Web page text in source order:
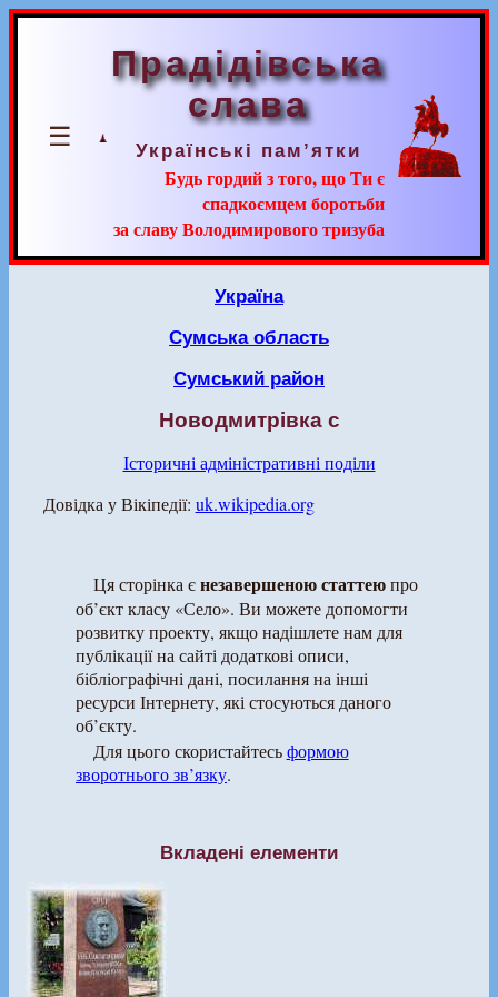
☰
Прадідівська
слава
Українські пам’ятки
Будь гордий з того, що Ти є
спадкоємцем боротьби
за славу Володимирового тризуба
Україна
Сумська область
Сумський район
Новодмитрівка с
Історичні адміністративні поділи
Довідка у Вікіпедії: uk.wikipedia.org
Ця сторінка єнезавершеною статтеюпро
об’єкт класу «Село». Ви можете допомогти
розвитку проекту, якщо надішлете нам для
публікації на сайті додаткові описи,
бібліографічні дані, посилання на інші
ресурси Інтернету, які стосуються даного
об’єкту.
Для цього скористайтесьформою
зворотнього зв’язку.
Вкладені елементи